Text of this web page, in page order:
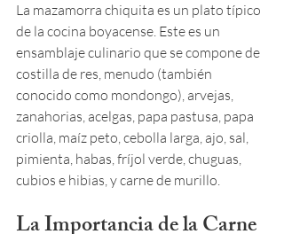
La mazamorra chiquita es un plato típico
de la cocina boyacense. Este es un
ensamblaje culinario que se compone de
costilla de res, menudo (también
conocido como mondongo), arvejas,
zanahorias, acelgas, papa pastusa, papa
criolla, maíz peto, cebolla larga, ajo, sal,
pimienta, habas, fríjol verde, chuguas,
cubios e hibias, y carne de murillo.